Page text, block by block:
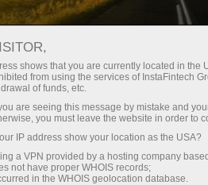
สำหรับเทรดเดอร์
ซื้อขาย
ในหน้านี้จะมีรายละเอียดทั่วไป
ดิจิตอลที่ได้รับความนิยมม
คอยน์
shows that you are currently located in the
from using the services of InstaFintech
of funds, etc.
are seeing this message by mistake and
you must leave the website in order to
IP address show your location as the USA?
a VPN provided by a hosting company
not have proper WHOIS records;
in the WHOIS geolocation database.